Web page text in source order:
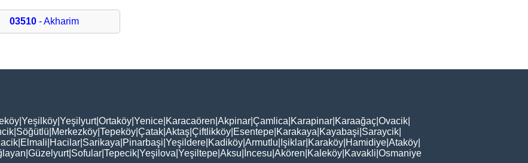
03510 - Akharim
Yeşilköy Yeşilyurt|Ortaköy Yenice Karacaören Akpinar Çamlica Karapinar Karaağaç Ovacik
Söğütlü Merkezköy Tepeköy Çatak Aktaş Çiftlikköy Esentepe Karakaya Kayabaşi Saraycik
Elmali Hacilar Sarikaya Pinarbaşi Yeşildere Kadiköy Armutlu Işiklar Karaköy Hamidiye Ataköy
Güzelyurt| Sofular Tepecik Yeşilova Yeşiltepe Aksu İncesu Akören Kaleköy Kavakli Osmaniye